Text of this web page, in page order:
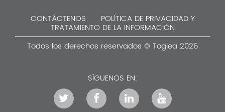
CONTÁCTENOS POLÍTICA DE PRIVACIDAD Y
TRATAMIENTO DE LA INFORMACIÓN
Todos los derechos reservados © Toglea 2026
SÍGUENOS EN: